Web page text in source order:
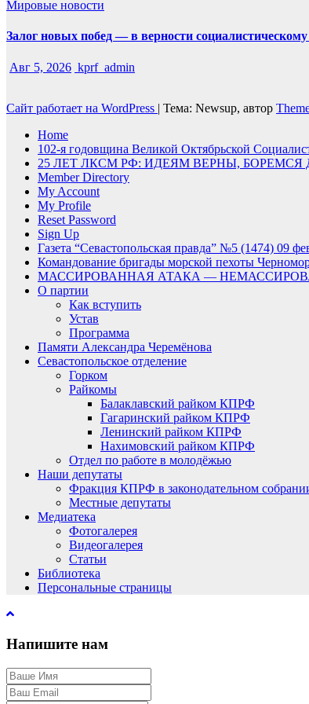
Мировые новости
Залог новых побед — в верности
Авг 5, 2026 kprf_admin
Сайт работает на WordPress | Тема: Newsup, автор
Home
102-я годовщина Великой Октябрьской
25 ЛЕТ ЛКСМ РФ: ИДЕЯМ ВЕРНЫ,
Member Directory
My Account
My Profile
Reset Password
Sign Up
Газета “Севастопольская правда” №5 (1474) 09
Командование бригады морской пехоты
МАССИРОВАННАЯ АТАКА —
О партии
Как вступить
Устав
Программа
Памяти Александра Черемёнова
Севастопольское отделение
Горком
Райкомы
Балаклавский райком КПРФ
Гагаринский райком КПРФ
Ленинский райком КПРФ
Нахимовский райком КПРФ
Отдел по работе в молодёжью
Наши депутаты
Фракция КПРФ в законодательном
Местные депутаты
Медиатека
Фотогалерея
Видеогалерея
Статьи
Библиотека
Персональные страницы
Напишите нам